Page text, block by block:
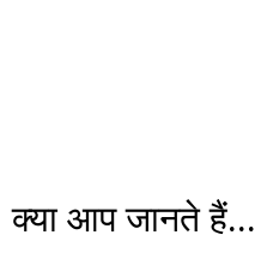
क्या आप जानते हैं...